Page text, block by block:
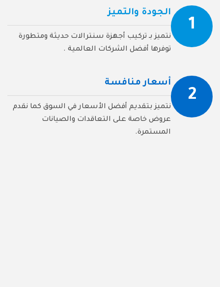
1
الجودة والتميز
نتميز بـ تركيب أجهزة سنترالات حديثة ومتطورة
توفرها أفضل الشركات العالمية .
2
أسعار منافسة
نتميز بتقديم أفضل الأسعار في السوق كما نقدم
عروض خاصة على التعاقدات والصيانات
المستمرة.